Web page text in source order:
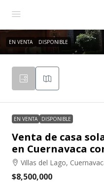
EN VENTA DISPONIBLE
EN VENTA DISPONIBLE
Venta de casa
en Cuernavaca
Villas del Lago,
$8,500,000